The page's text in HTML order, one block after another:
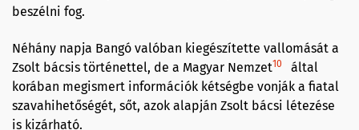
beszélni fog.
Néhány napja Bangó valóban kiegészítette vallomását a
Zsolt bácsis történettel, de a Magyar Nemzet10
által
korában megismert információk kétségbe vonják a fiatal
szavahihetőségét, sőt, azok alapján Zsolt bácsi létezése
is kizárható.